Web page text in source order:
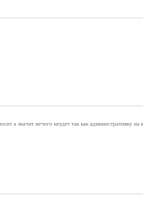
а значит нечего неудет так как административку на